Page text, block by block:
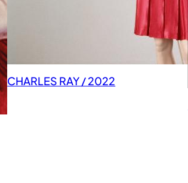
CHARLES RAY / 2022